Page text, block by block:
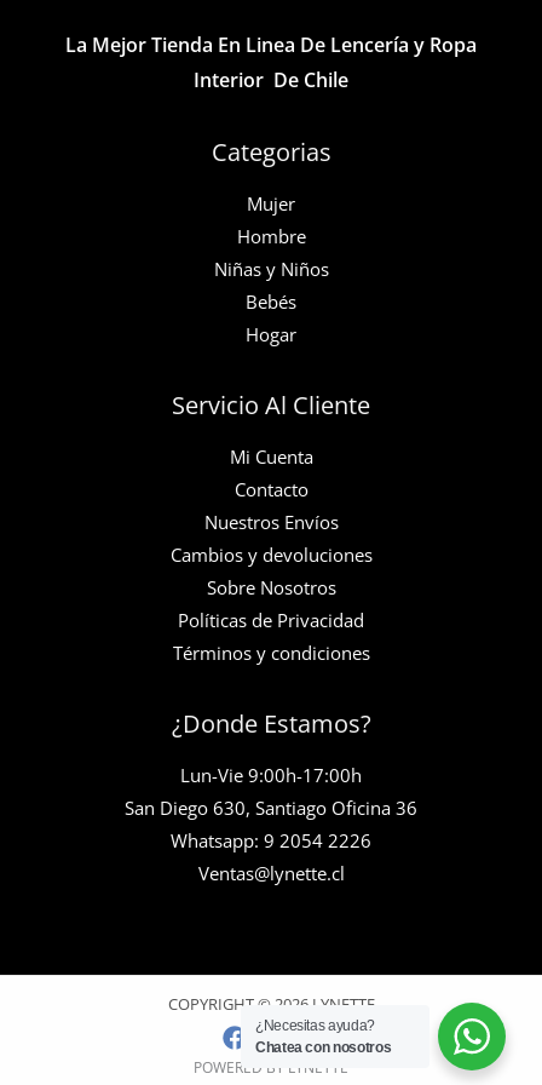
de
página
de
La Mejor Tienda En Linea De Lencería y Ropa
Interior De Chile
Categorias
Mujer
Hombre
Niñas y Niños
Bebés
Hogar
Servicio Al Cliente
Mi Cuenta
Contacto
Nuestros Envíos
Cambios y devoluciones
Sobre Nosotros
Políticas de Privacidad
Términos y condiciones
¿Donde Estamos?
Lun-Vie 9:00h-17:00h
San Diego 630, Santiago Oficina 36
Whatsapp: 9 2054 2226
Ventas@lynette.cl
COPYRIGHT © 2026 LYNETTE
POWERED BY LYNETTE
¿Necesitas ayuda?
Chatea con nosotros